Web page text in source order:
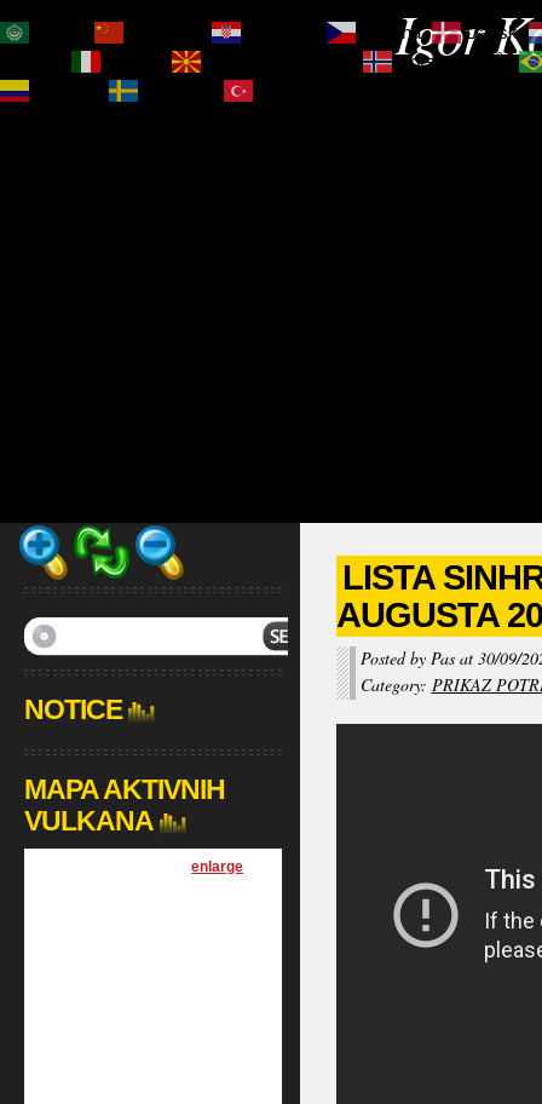
Igor
LISTA
AUGUSTA
Posted by Pas at 30/09/
Category: PRIKAZ
NOTICE
MAPA AKTIVNIH
VULKANA
[enlarge
Čeština‎
Dansk
Norsk bokmål